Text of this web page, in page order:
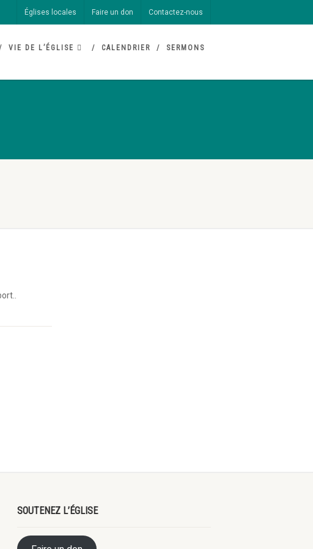
Églises locales Faire un don Contactez-nous
VIE DE L’ÉGLISE CALENDRIER SERMONS
SOUTENEZ L’ÉGLISE